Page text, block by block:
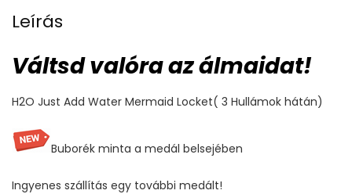
Leírás
Váltsd valóra az álmaidat!
H2O Just Add Water Mermaid Locket( 3 Hullámok hátán)
Buborék minta a medál belsejében
Ingyenes szállítás egy további medált!